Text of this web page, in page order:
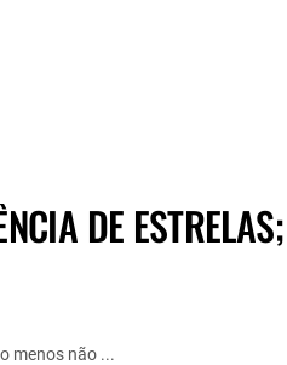
DE ESTRELAS;
menos não ...